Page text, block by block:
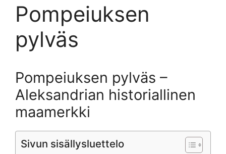
Pompeiuksen
pylväs
Pompeiuksen pylväs –
Aleksandrian historiallinen
maamerkki
Sivun sisällysluettelo